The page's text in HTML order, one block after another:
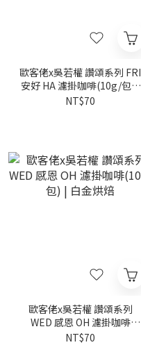
歐客佬x吳若權 讚頌系列 FRI
安好 HA 濾掛咖啡(10g/包) |
黃金烘焙
NT$70
歐客佬x吳若權 讚頌系列
WED 感恩 OH 濾掛咖啡
(10g/包) | 白金烘焙
NT$70